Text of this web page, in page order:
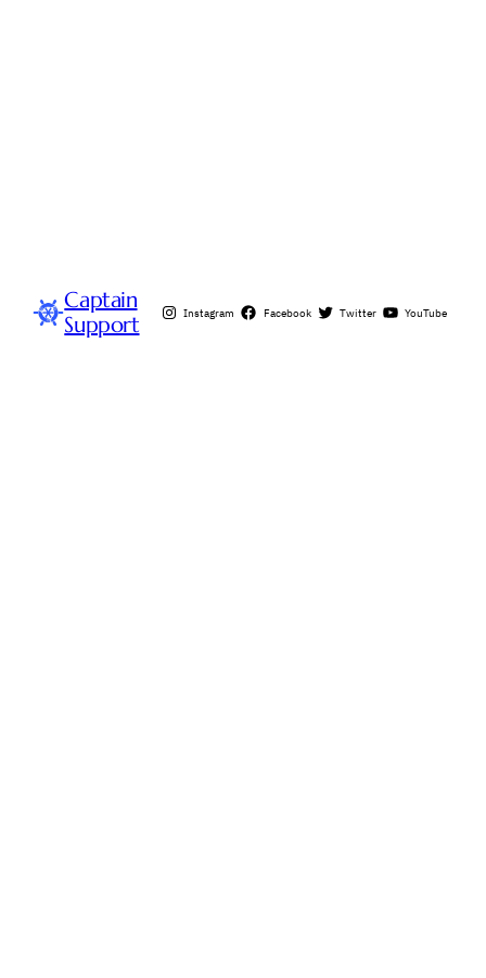
Captain
Support
Instagram Facebook Twitter YouTube